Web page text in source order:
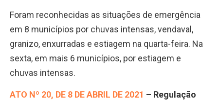
Foram reconhecidas as situações de emergência
em 8 municípios por chuvas intensas, vendaval,
granizo, enxurradas e estiagem na quarta-feira. Na
sexta, em mais 6 municípios, por estiagem e
chuvas intensas.
ATO Nº 20, DE 8 DE ABRIL DE 2021 – Regulação